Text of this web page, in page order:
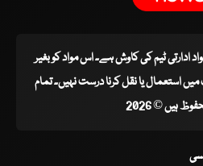
ادارتی ٹیم کی کاوش ہے۔ اس مواد کو بغیر
استعمال یا نقل کرنا درست نہیں۔ تمام
ہیں © 2026